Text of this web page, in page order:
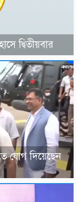
দ্বিতীয়বার
যোগ দিয়েছেন